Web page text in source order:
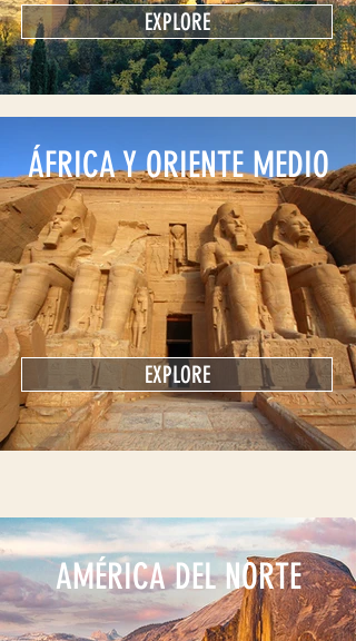
EXPLORE
ÁFRICA Y ORIENTE MEDIO
EXPLORE
AMÉRICA DEL NORTE